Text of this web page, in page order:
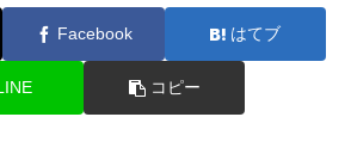
Facebook はてブ
コピー